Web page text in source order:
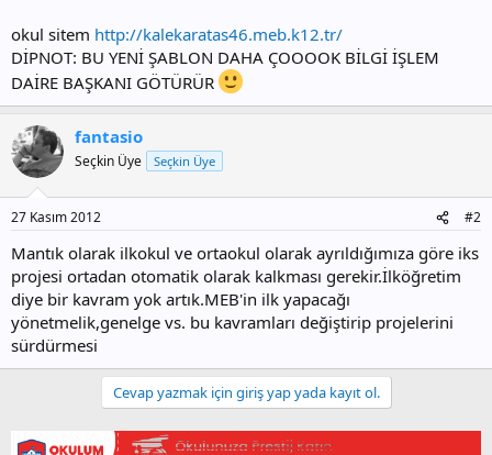
okul sitem http://kalekaratas46.meb.k12.tr/
DİPNOT: BU YENİ ŞABLON DAHA ÇOOOOK BİLGİ İŞLEM
DAİRE BAŞKANI GÖTÜRÜR
fantasio
Seçkin Üye Seçkin Üye
27 Kasım 2012 #2
Mantık olarak ilkokul ve ortaokul olarak ayrıldığımıza göre iks
projesi ortadan otomatik olarak kalkması gerekir.İlköğretim
diye bir kavram yok artık.MEB'in ilk yapacağı
yönetmelik,genelge vs. bu kavramları değiştirip projelerini
sürdürmesi
Cevap yazmak için giriş yap yada kayıt ol.